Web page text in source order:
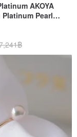
AKOYA
Platinum Pearl
฿